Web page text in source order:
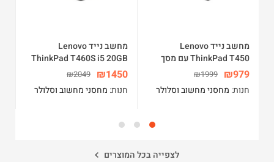
לצפייה בכל המוצרים
מחשב נייד Lenovo
ThinkPad T450 עם מסך
8GB דיסק 128SSD ומערכת
WIN10
₪979
₪1999
חנות: מחסני מחשוב וסלולר
מחשב נייד Lenovo
ThinkPad T460S i5 20GB
512SSD 14″ WIN10PRO
₪1450
₪2049
חנות: מחסני מחשוב וסלולר